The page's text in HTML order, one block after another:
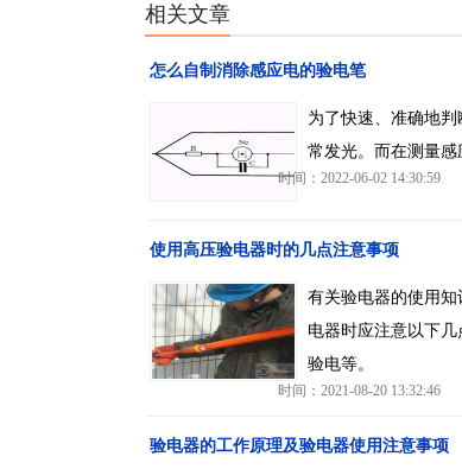
相关文章
怎么自制消除感应电的验电笔
为了快速、准确地
常发光。而在测量感
时间：2022-06-02 14:30:59
使用高压验电器时的几点注意事项
有关验电器的使用
电器时应注意以下
验电等。
时间：2021-08-20 13:32:46
验电器的工作原理及验电器使用注意事项